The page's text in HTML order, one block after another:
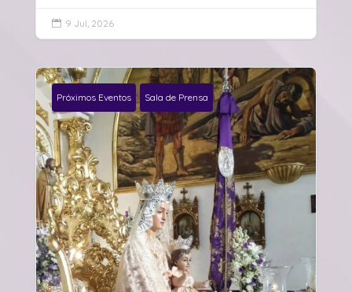
 9 Jul, 2026
Próximos Eventos Sala de Prensa